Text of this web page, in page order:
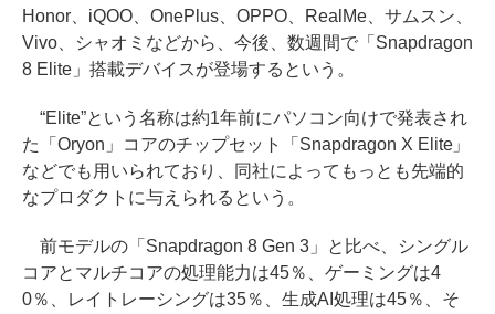
Honor、iQOO、OnePlus、OPPO、RealMe、サムスン、
Vivo、シャオミなどから、今後、数週間で「Snapdragon
8 Elite」搭載デバイスが登場するという。
“Elite”という名称は約1年前にパソコン向けで発表され
た「Oryon」コアのチップセット「Snapdragon X Elite」
などでも用いられており、同社によってもっとも先端的
なプロダクトに与えられるという。
前モデルの「Snapdragon 8 Gen 3」と比べ、シングル
コアとマルチコアの処理能力は45％、ゲーミングは4
0％、レイトレーシングは35％、生成AI処理は45％、そ